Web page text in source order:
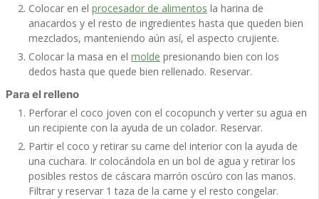
Colocar en el procesador de alimentos la harina de
anacardos y el resto de ingredientes hasta que queden bien
mezclados, manteniendo aún así, el aspecto crujiente.
Colocar la masa en el molde presionando bien con los
dedos hasta que quede bien rellenado. Reservar.
Para el relleno
Perforar el coco joven con el cocopunch y verter su agua en
un recipiente con la ayuda de un colador. Reservar.
Partir el coco y retirar su carne del interior con la ayuda de
una cuchara. Ir colocándola en un bol de agua y retirar los
posibles restos de cáscara marrón oscúro con las manos.
Filtrar y reservar 1 taza de la carne y el resto congelar.